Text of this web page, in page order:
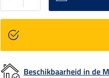
Beschikbaarheid in de